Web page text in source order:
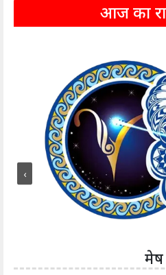
आज का
मेष
‹